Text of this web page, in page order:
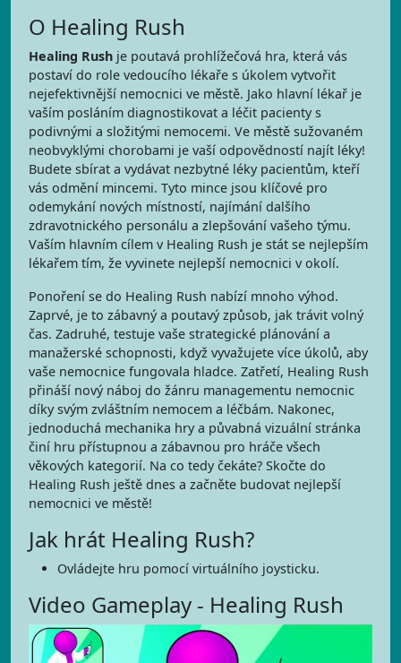
O Healing Rush
Healing Rush je poutavá prohlížečová hra, která vás
postaví do role vedoucího lékaře s úkolem vytvořit
nejefektivnější nemocnici ve městě. Jako hlavní lékař je
vaším posláním diagnostikovat a léčit pacienty s
podivnými a složitými nemocemi. Ve městě sužovaném
neobvyklými chorobami je vaší odpovědností najít léky!
Budete sbírat a vydávat nezbytné léky pacientům, kteří
vás odmění mincemi. Tyto mince jsou klíčové pro
odemykání nových místností, najímání dalšího
zdravotnického personálu a zlepšování vašeho týmu.
Vaším hlavním cílem v Healing Rush je stát se nejlepším
lékařem tím, že vyvinete nejlepší nemocnici v okolí.
Ponoření se do Healing Rush nabízí mnoho výhod.
Zaprvé, je to zábavný a poutavý způsob, jak trávit volný
čas. Zadruhé, testuje vaše strategické plánování a
manažerské schopnosti, když vyvažujete více úkolů, aby
vaše nemocnice fungovala hladce. Zatřetí, Healing Rush
přináší nový náboj do žánru managementu nemocnic
díky svým zvláštním nemocem a léčbám. Nakonec,
jednoduchá mechanika hry a půvabná vizuální stránka
činí hru přístupnou a zábavnou pro hráče všech
věkových kategorií. Na co tedy čekáte? Skočte do
Healing Rush ještě dnes a začněte budovat nejlepší
nemocnici ve městě!
Jak hrát Healing Rush?
Ovládejte hru pomocí virtuálního joysticku.
Video Gameplay - Healing Rush